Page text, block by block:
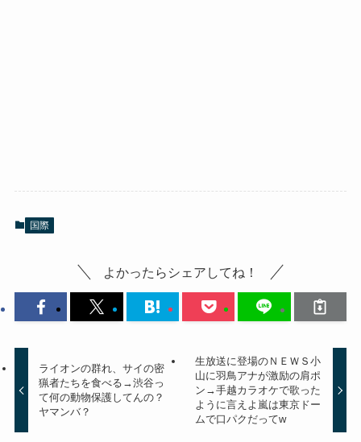
国際
よかったらシェアしてね！
ライオンの群れ、サイの密
猟者たちを食べる→渋谷っ
て何の動物保護してんの？
ヤマンバ？
生放送に登場のＮＥＷＳ小
山に羽鳥アナが激励の肩ポ
ン→手越カラオケで歌った
ように言えよ嵐は東京ドー
ムで口パクだってw